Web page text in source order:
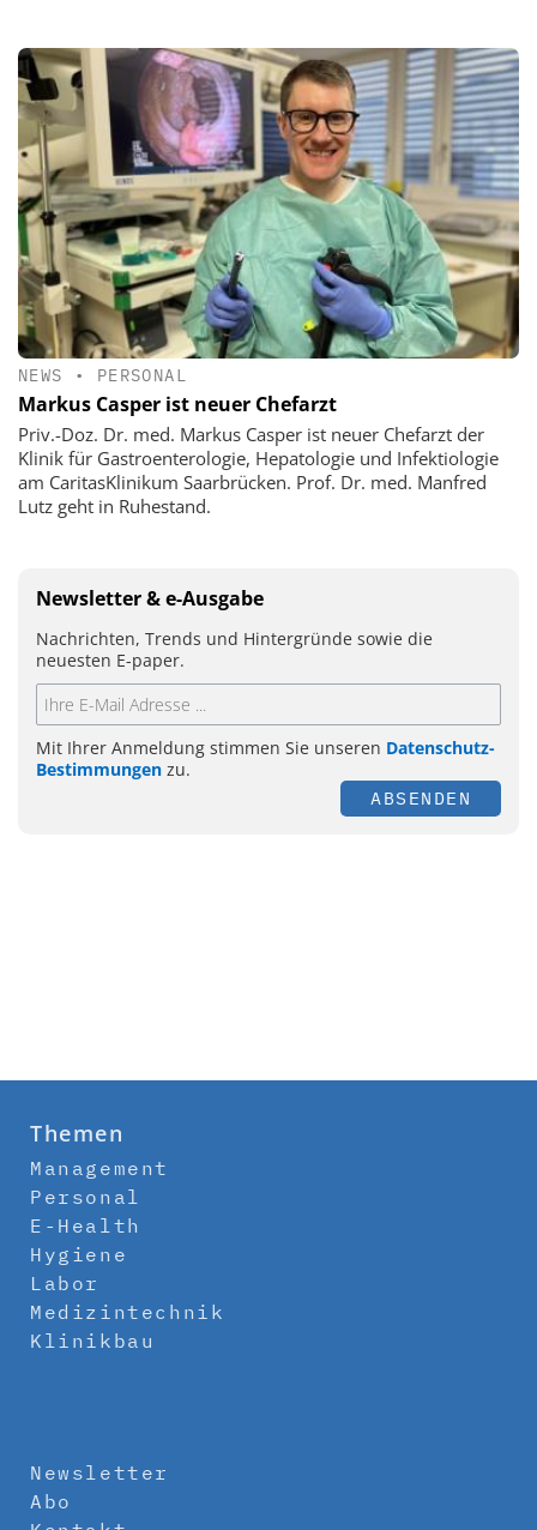
NEWS • PERSONAL
Markus Casper ist neuer Chefarzt
Priv.-Doz. Dr. med. Markus Casper ist neuer Chefarzt der
Klinik für Gastroenterologie, Hepatologie und Infektiologie
am CaritasKlinikum Saarbrücken. Prof. Dr. med. Manfred
Lutz geht in Ruhestand.
Newsletter & e-Ausgabe
Nachrichten, Trends und Hintergründe sowie die
neuesten E-paper.
Mit Ihrer Anmeldung stimmen Sie unseren Datenschutz-
Bestimmungen zu.
ABSENDEN
Themen
Management
Personal
E-Health
Hygiene
Labor
Medizintechnik
Klinikbau
Newsletter
Abo